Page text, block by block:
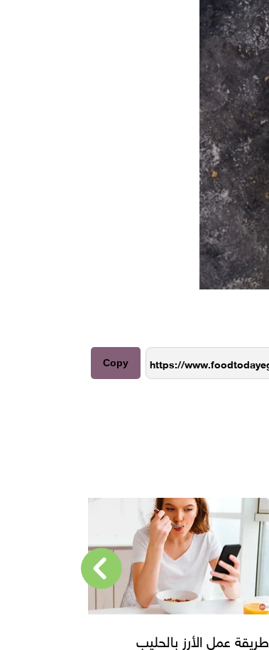
Copy
طريقة عمل سوفليه البرتقال..